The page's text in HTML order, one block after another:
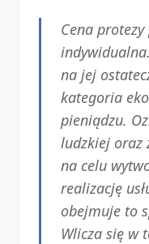
Cena
na jej
kategoria
pieniądzu.
ludzkiej oraz
na celu
realizację
obejmuje to
Wlicza się w